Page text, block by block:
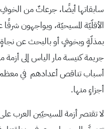
سابقاتها أيضًا، جرعاتٌ من
الأقلّيّة المسيحيّة، ويواجهون
بمذلّةٍ وبخوفٍ أو بالبحث عن نجاةٍ
جريمة كنيسة مار الياس إلى
أسباب تناقص أعدادهم في معظم
أجزاءٍ منها.
لا تقتصر أزمة المسيحيّين